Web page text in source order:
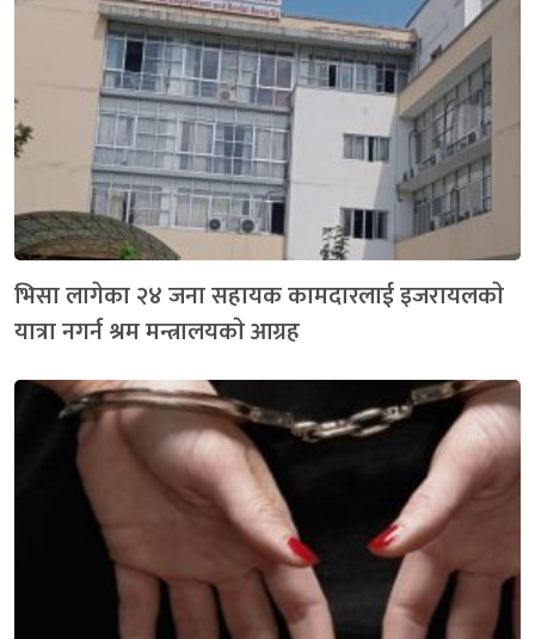
भिसा लागेका २४ जना सहायक कामदारलाई इजरायलकाे
यात्रा नगर्न श्रम मन्त्रालयकाे आग्रह